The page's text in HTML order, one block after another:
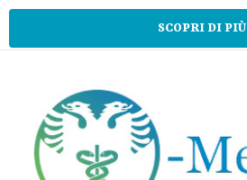
SCOPRI DI PIÙ